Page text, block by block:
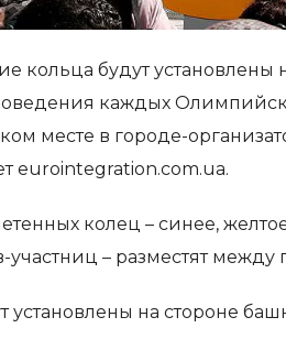
кольца будут
каждых
месте в городе-
eurointegration.com.ua.
колец – синее,
участниц – разместят
установлены на стороне